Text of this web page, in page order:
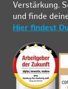
Ver­stär­kung.
und fin­de
Hier findest